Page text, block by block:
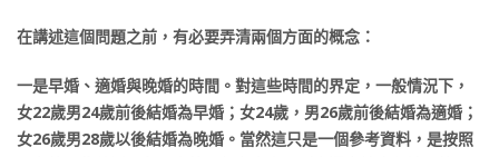
在講述這個問題之前，有必要弄清兩個方面的概念：
一是早婚、適婚與晚婚的時間。對這些時間的界定，一般情況下，
女22歲男24歲前後結婚為早婚；女24歲，男26歲前後結婚為適婚；
女26歲男28歲以後結婚為晚婚。當然這只是一個參考資料，是按照